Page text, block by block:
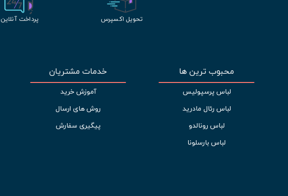
تحویل اکسپرس پرداخت آنلاین
محبوب ترین ها
لباس پرسپولیس
لباس رئال مادرید
لباس رونالدو
لباس بارسلونا
خدمات مشتریان
آموزش خرید
روش های ارسال
پیگیری سفارش